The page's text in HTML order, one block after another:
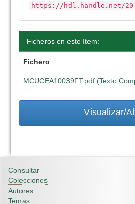
https://hdl.handle.net/
Ficheros en este ítem:
Fichero
MCUCEA10039FT.pdf (Texto
Visualizar/
Consultar
Colecciones
Autores
Temas